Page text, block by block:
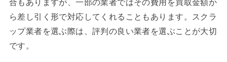
ら差し引く形で対応してくれることもあります。スクラ
ップ業者を選ぶ際は、評判の良い業者を選ぶことが大切
です。